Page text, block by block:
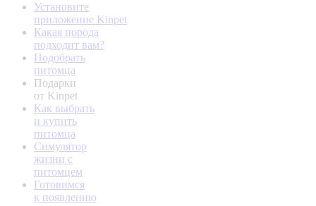
Установите
приложение Kinpet
Какая порода
подходит вам?
Подобрать
питомца
Подарки
от Kinpet
Как выбрать
и купить
питомца
Симулятор
жизни с
питомцем
Готовимся
к появлению